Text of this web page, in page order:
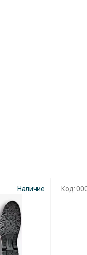
Наличие Код: